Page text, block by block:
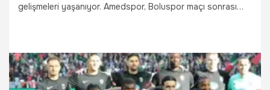
gelişmeleri yaşanıyor. Amedspor, Boluspor maçı sonrası